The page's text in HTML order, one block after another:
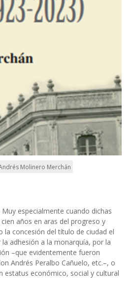
Molinero Merchán
especialmente cuando dichas
años en aras del progreso y
la concesión del título de ciudad el
adhesión a la monarquía, por la
–que evidentemente fueron
Andrés Peralbo Cañuelo, etc.–, o
estatus económico, social y cultural